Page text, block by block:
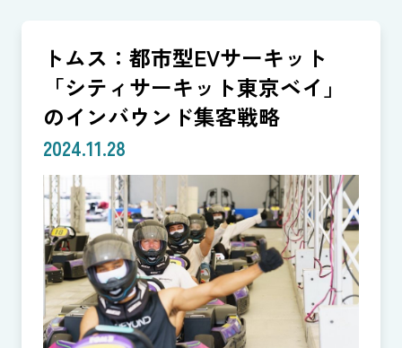
トムス：都市型EVサーキット
「シティサーキット東京ベイ」
のインバウンド集客戦略
2024.11.28